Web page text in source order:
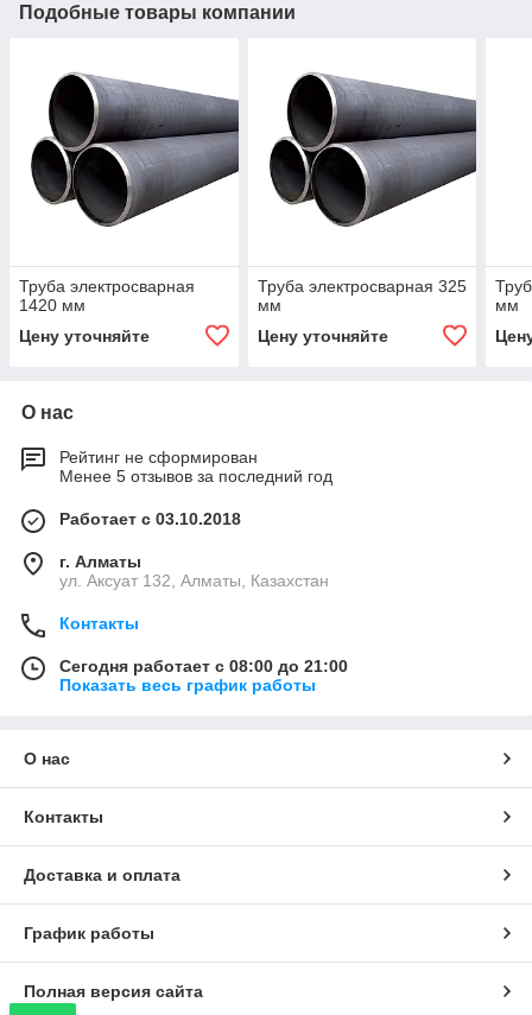
Подобные товары компании
Труба электросварная
1420 мм
Цену уточняйте
Труба электросварная 325
мм
Цену уточняйте
мм
О нас
Рейтинг не сформирован
Менее 5 отзывов за последний год
Работает с 03.10.2018
г. Алматы
ул. Аксуат 132, Алматы, Казахстан
Контакты
Сегодня работает с 08:00 до 21:00
Показать весь график работы
О нас
Контакты
Доставка и оплата
График работы
Полная версия сайта